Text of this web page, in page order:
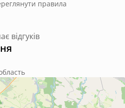
правила
відгуків